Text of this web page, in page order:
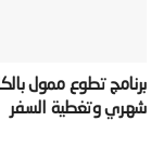
شهري وتغطية السفر‬